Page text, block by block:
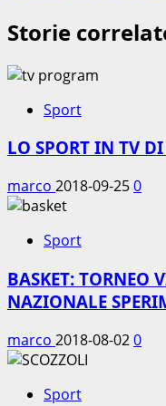
Storie
Sport
LO SPORT IN TV
marco 2018-09-250
Sport
BASKET: TORNEO
NAZIONALE
marco 2018-08-020
Sport